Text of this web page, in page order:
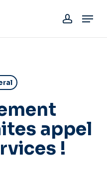
account
Menu
appel
!